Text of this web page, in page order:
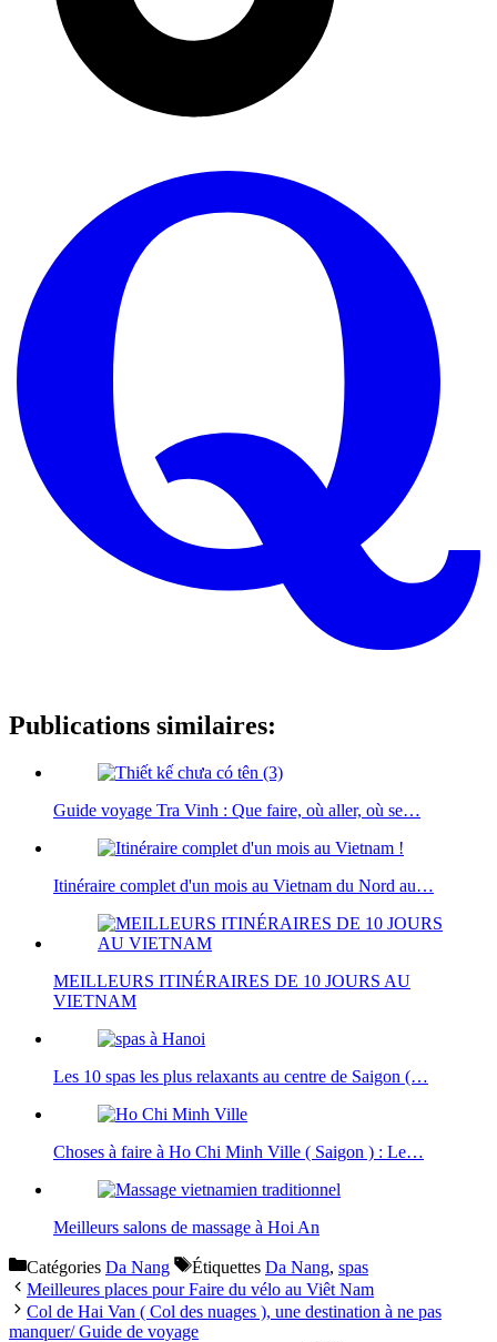
Publications similaires:
Guide voyage Tra Vinh : Que faire, où aller, où se…
Itinéraire complet d'un mois au Vietnam du Nord au…
MEILLEURS ITINÉRAIRES DE 10 JOURS AU
VIETNAM
Les 10 spas les plus relaxants au centre de Saigon (…
Choses à faire à Ho Chi Minh Ville ( Saigon ) : Le…
Meilleurs salons de massage à Hoi An
Catégories Da Nang Étiquettes Da Nang, spas
Meilleures places pour Faire du vélo au Viêt Nam
Col de Hai Van ( Col des nuages ), une destination à ne pas
manquer/ Guide de voyage